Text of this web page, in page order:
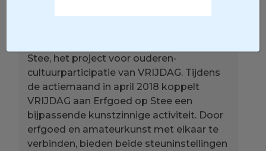
Stee, het project voor ouderen-
cultuurparticipatie van VRIJDAG. Tijdens
de actiemaand in april 2018 koppelt
VRIJDAG aan Erfgoed op Stee een
bijpassende kunstzinnige activiteit. Door
erfgoed en amateurkunst met elkaar te
verbinden, bieden beide steuninstellingen